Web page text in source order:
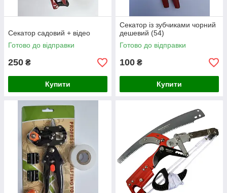
Секатор садовий + відео
Готово до відправки
250 ₴
Купити
Секатор із зубчиками чорний
дешевий (54)
Готово до відправки
100 ₴
Купити